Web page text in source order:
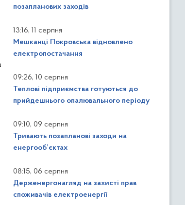
позапланових заходів
13:16, 11 серпня
Мешканці Покровська відновлено
електропостачання
09:26, 10 серпня
Теплові підприємства готуються до
прийдешнього опалювального періоду
09:10, 09 серпня
Тривають позапланові заходи на
енергооб’єктах
08:15, 06 серпня
Держенергонагляд на захисті прав
споживачів електроенергії